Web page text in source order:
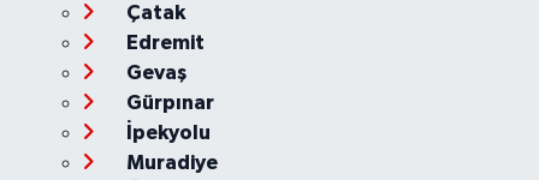
Çatak
Edremit
Gevaş
Gürpınar
İpekyolu
Muradiye